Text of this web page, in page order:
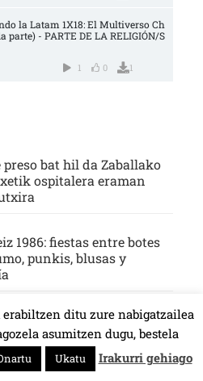
la Latam 1X18: El Multiverso Ch
parte) - PARTE DE LA RELIGIÓN/S
1 0 1
preso bat hil da Zaballako
ospitalera eraman
1986: fiestas entre botes
punkis, blusas y
1986an: ke-potoen
jaiak, punkiak, blusak
MHz.
ditu zure nabigatzailea
asumitzen dugu, bestela
Ukatu Irakurri gehiago